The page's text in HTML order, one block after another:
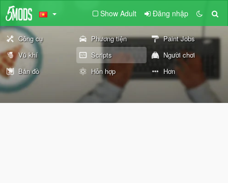
Show Adult Đăng nhập
Công cụ Phương tiện
Paint Jobs
Vũ khí
Scripts
Người chơi
Bản đồ
Hỗn hợp Hơn